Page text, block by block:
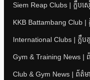
Siem Reap Clubs | ក្លឹបស
KKB Battambang Club |
International Clubs | ក្លឹបគុន
Gym & Training News |
Club & Gym News | ព័ត៌ម